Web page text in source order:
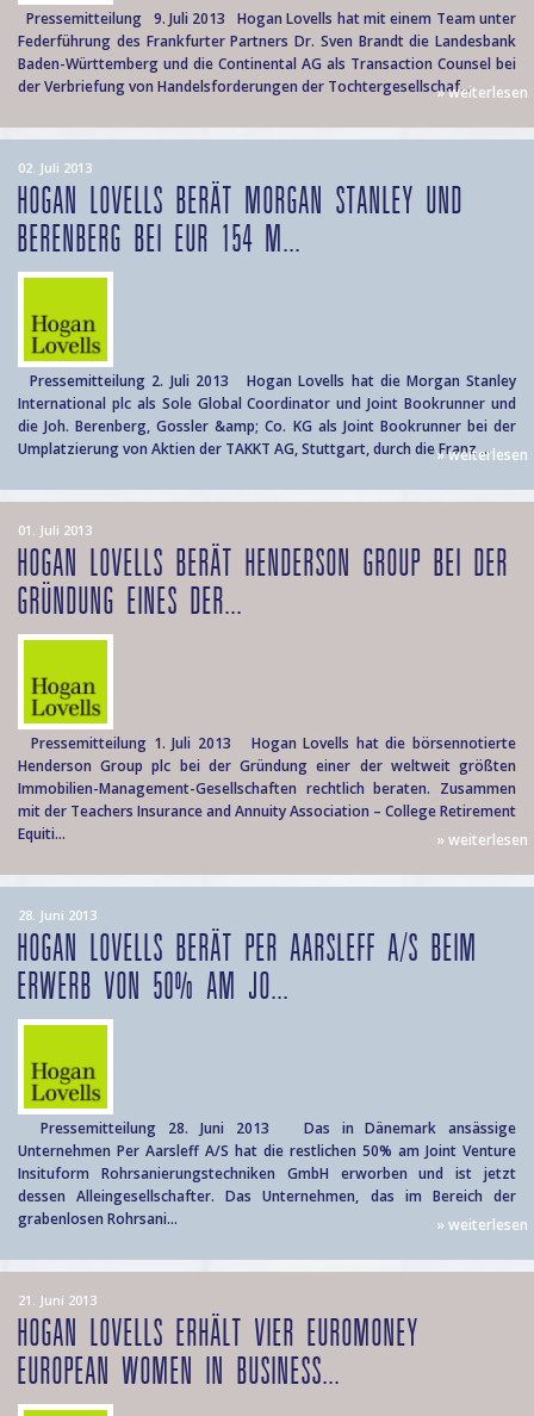
Pressemitteilung 9. Juli 2013 Hogan Lovells hat mit einem Team unter
Federführung des Frankfurter Partners Dr. Sven Brandt die Landesbank
Baden-Württemberg und die Continental AG als Transaction Counsel bei
der Verbriefung von Handelsforderungen der Tochtergesellschaf...» weiterlesen
02. Juli 2013
HOGAN LOVELLS BERÄT MORGAN STANLEY UND
BERENBERG BEI EUR 154 M...
Pressemitteilung 2. Juli 2013 Hogan Lovells hat die Morgan Stanley
International plc als Sole Global Coordinator und Joint Bookrunner und
die Joh. Berenberg, Gossler &amp; Co. KG als Joint Bookrunner bei der
Umplatzierung von Aktien der TAKKT AG, Stuttgart, durch die Franz ...
» weiterlesen
01. Juli 2013
HOGAN LOVELLS BERÄT HENDERSON GROUP BEI DER
GRÜNDUNG EINES DER...
Pressemitteilung 1. Juli 2013 Hogan Lovells hat die börsennotierte
Henderson Group plc bei der Gründung einer der weltweit größten
Immobilien-Management-Gesellschaften rechtlich beraten. Zusammen
mit der Teachers Insurance and Annuity Association – College Retirement
Equiti...
» weiterlesen
28. Juni 2013
HOGAN LOVELLS BERÄT PER AARSLEFF A/S BEIM
ERWERB VON 50% AM JO...
Pressemitteilung 28. Juni 2013 Das in Dänemark ansässige
Unternehmen Per Aarsleff A/S hat die restlichen 50% am Joint Venture
Insituform Rohrsanierungstechniken GmbH erworben und ist jetzt
dessen Alleingesellschafter. Das Unternehmen, das im Bereich der
grabenlosen Rohrsani...
» weiterlesen
21. Juni 2013
HOGAN LOVELLS ERHÄLT VIER EUROMONEY
EUROPEAN WOMEN IN BUSINESS...